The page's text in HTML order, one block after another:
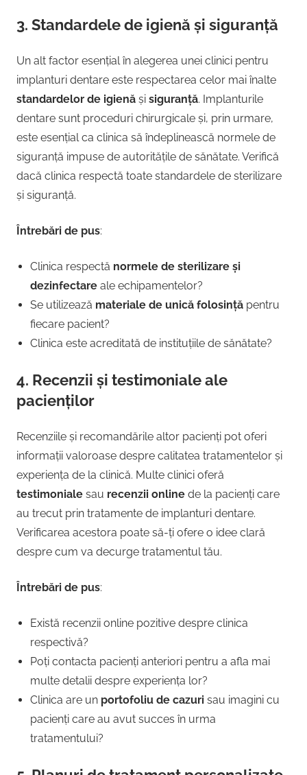
3. Standardele de igienă și siguranță
Un alt factor esențial în alegerea unei clinici pentru
implanturi dentare este respectarea celor mai înalte
standardelor de igienă și siguranță. Implanturile
dentare sunt proceduri chirurgicale și, prin urmare,
este esențial ca clinica să îndeplinească normele de
siguranță impuse de autoritățile de sănătate. Verifică
dacă clinica respectă toate standardele de sterilizare
și siguranță.
Întrebări de pus:
Clinica respectă normele de sterilizare și
dezinfectare ale echipamentelor?
Se utilizează materiale de unică folosință pentru
fiecare pacient?
Clinica este acreditată de instituțiile de sănătate?
4. Recenzii și testimoniale ale
pacienților
Recenziile și recomandările altor pacienți pot oferi
informații valoroase despre calitatea tratamentelor și
experiența de la clinică. Multe clinici oferă
testimoniale sau recenzii online de la pacienți care
au trecut prin tratamente de implanturi dentare.
Verificarea acestora poate să-ți ofere o idee clară
despre cum va decurge tratamentul tău.
Întrebări de pus:
Există recenzii online pozitive despre clinica
respectivă?
Poți contacta pacienți anteriori pentru a afla mai
multe detalii despre experiența lor?
Clinica are un portofoliu de cazuri sau imagini cu
pacienți care au avut succes în urma
tratamentului?